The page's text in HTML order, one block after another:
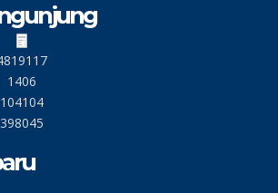
1406
104104
398045